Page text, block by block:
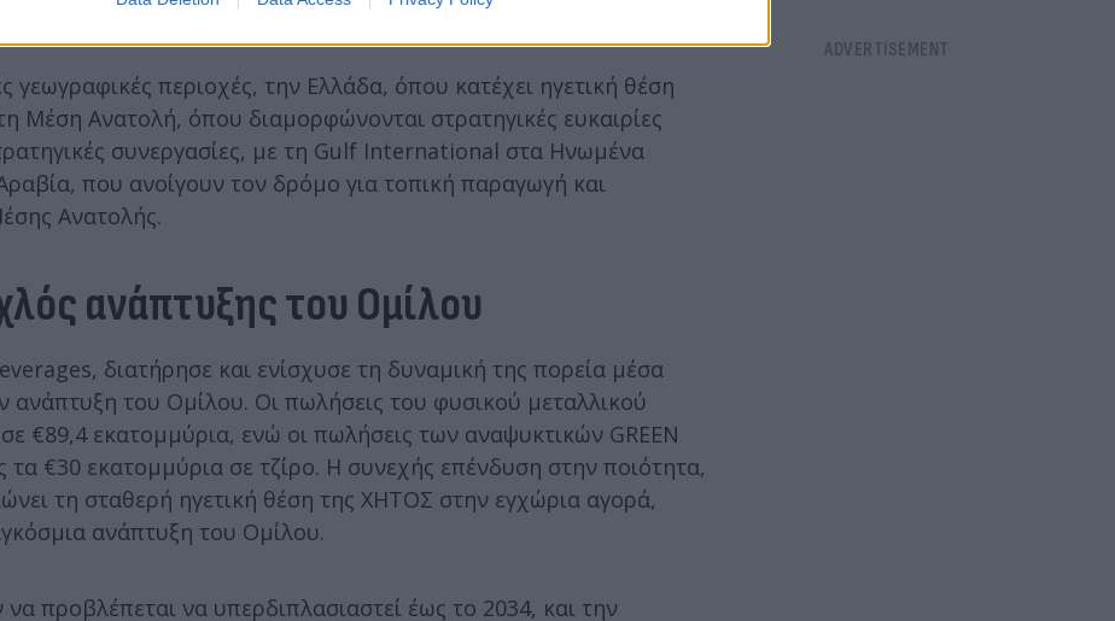
περιοχές, την Ελλάδα, όπου κατέχει ηγετική θέση
Μέση Ανατολή, όπου διαμορφώνονται στρατηγικές ευκαιρίες
συνεργασίες, με τη Gulf International στα Ηνωμένα
που ανοίγουν τον δρόμο για τοπική παραγωγή και
Ανατολής.
ανάπτυξης του Ομίλου
διατήρησε και ενίσχυσε τη δυναμική της πορεία μέσα
ανάπτυξη του Ομίλου. Οι πωλήσεις του φυσικού μεταλλικού
€89,4 εκατομμύρια, ενώ οι πωλήσεις των αναψυκτικών GREEN
€30 εκατομμύρια σε τζίρο. Η συνεχής επένδυση στην ποιότητα,
τη σταθερή ηγετική θέση της ΧΗΤΟΣ στην εγχώρια αγορά,
ανάπτυξη του Ομίλου.
προβλέπεται να υπερδιπλασιαστεί έως το 2034, και την